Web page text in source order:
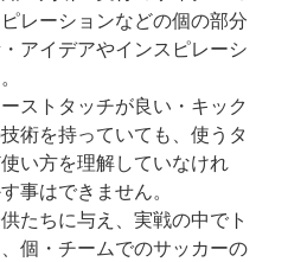
レーションなどの個の部分
アイデアやインスピレーシ
ストタッチが良い・キック
術を持っていても、使うタ
い方を理解していなけれ
事はできません。
たちに与え、実戦の中でト
個・チームでのサッカーの